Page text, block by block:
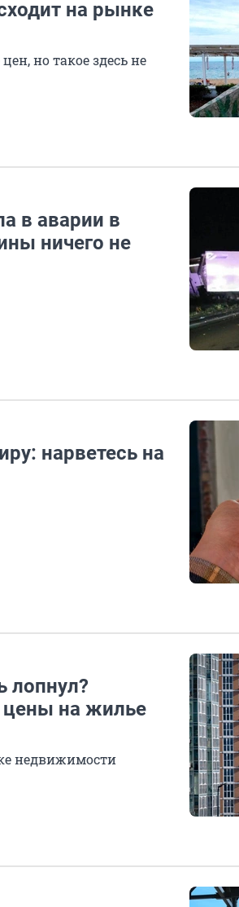
на рынке
но такое здесь не
в аварии в
ничего не
нарветесь на
лопнул?
на жилье
недвижимости